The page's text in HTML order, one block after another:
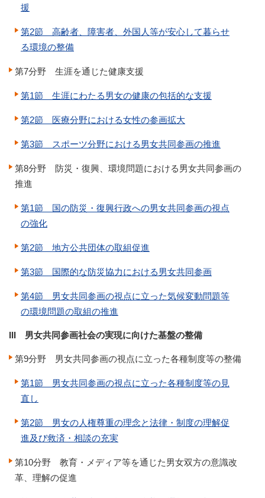
援
第2節 高齢者、障害者、外国人等が安心して暮らせ
る環境の整備
第7分野 生涯を通じた健康支援
第1節 生涯にわたる男女の健康の包括的な支援
第2節 医療分野における女性の参画拡大
第3節 スポーツ分野における男女共同参画の推進
第8分野 防災・復興、環境問題における男女共同参画の
推進
第1節 国の防災・復興行政への男女共同参画の視点
の強化
第2節 地方公共団体の取組促進
第3節 国際的な防災協力における男女共同参画
第4節 男女共同参画の視点に立った気候変動問題等
の環境問題の取組の推進
III 男女共同参画社会の実現に向けた基盤の整備
第9分野 男女共同参画の視点に立った各種制度等の整備
第1節 男女共同参画の視点に立った各種制度等の見
直し
第2節 男女の人権尊重の理念と法律・制度の理解促
進及び救済・相談の充実
第10分野 教育・メディア等を通じた男女双方の意識改
革、理解の促進